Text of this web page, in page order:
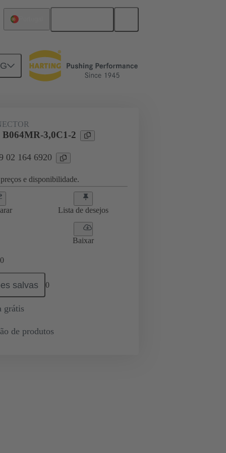
connection 09 02 164 6920
3,0C1-2
02 164 6920
e disponibilidade.
Lista de desejos
Baixar
0
salvas 0
grátis
de produtos